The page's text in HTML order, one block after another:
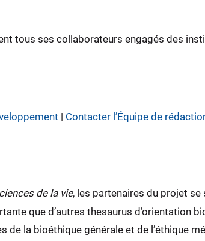
tous ses collaborateurs engagés des
| Contacter l’Équipe de
de la vie, les partenaires du projet se
que d’autres thesaurus d’orientation
la bioéthique générale et de l’éthique